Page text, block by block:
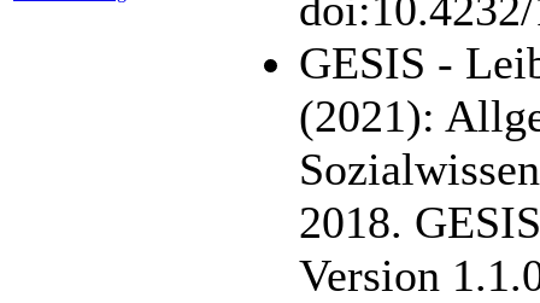
GESIS -
(2021):
2018.
Version